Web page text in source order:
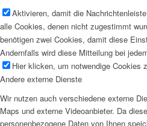
Aktivieren, damit die
alle Cookies, denen nicht zugestimmt
benötigen zwei Cookies, damit diese
Andernfalls wird diese Mitteilung bei
Hier klicken, um notwendige Cookies
Andere externe Dienste
Wir nutzen auch verschiedene externe
Maps und externe Videoanbieter. Da
personenbezogene Daten von Ihnen